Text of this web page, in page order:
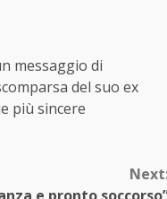
messaggio di
del suo ex
più sincere